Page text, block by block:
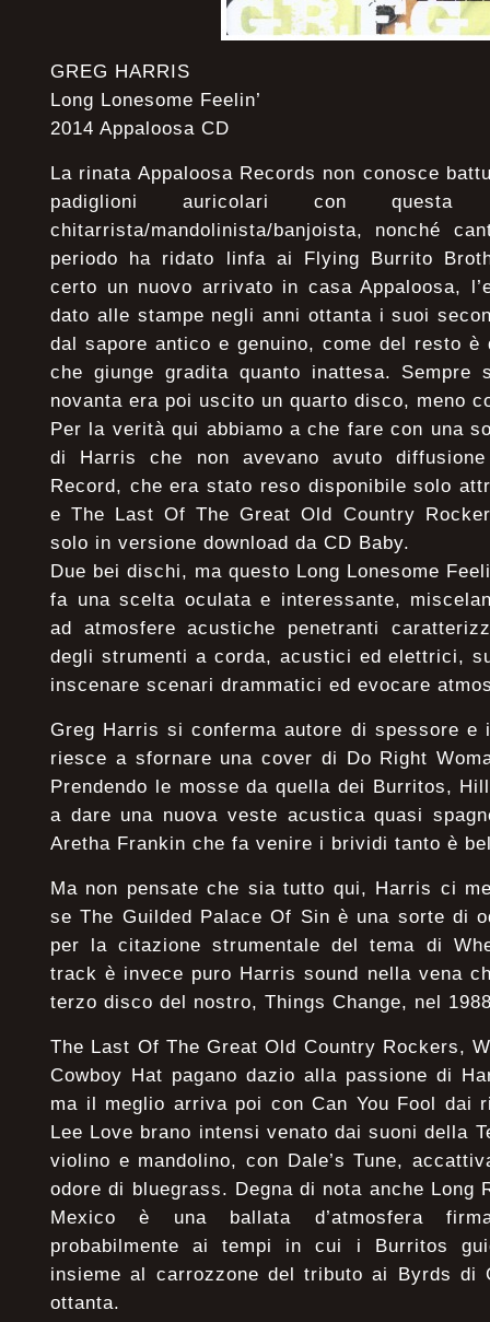
GREG HARRIS
Long Lonesome Feelin’
2014 Appaloosa CD
La rinata Appaloosa Records non conosce
padiglioni auricolari con
chitarrista/mandolinista/banjoista, nonché
periodo ha ridato linfa ai Flying Burrito
certo un nuovo arrivato in casa Appaloosa,
dato alle stampe negli anni ottanta i suoi
dal sapore antico e genuino, come del resto è
che giunge gradita quanto inattesa. Sempre
novanta era poi uscito un quarto disco, meno
Per la verità qui abbiamo a che fare con una
di Harris che non avevano avuto
Record, che era stato reso disponibile solo
e The Last Of The Great Old Country
solo in versione download da CD Baby.
Due bei dischi, ma questo Long Lonesome
fa una scelta oculata e interessante,
ad atmosfere acustiche penetranti
degli strumenti a corda, acustici ed elettrici,
inscenare scenari drammatici ed evocare
Greg Harris si conferma autore di spessore e
riesce a sfornare una cover di Do Right
Prendendo le mosse da quella dei Burritos,
a dare una nuova veste acustica quasi
Aretha Frankin che fa venire i brividi tanto è
Ma non pensate che sia tutto qui, Harris ci
se The Guilded Palace Of Sin è una sorte di
per la citazione strumentale del tema di
track è invece puro Harris sound nella vena
terzo disco del nostro, Things Change, nel
The Last Of The Great Old Country Rockers,
Cowboy Hat pagano dazio alla passione di
ma il meglio arriva poi con Can You Fool dai
Lee Love brano intensi venato dai suoni della
violino e mandolino, con Dale’s Tune,
odore di bluegrass. Degna di nota anche Long
Mexico è una ballata d’atmosfera
probabilmente ai tempi in cui i Burritos
insieme al carrozzone del tributo ai Byrds di
ottanta.